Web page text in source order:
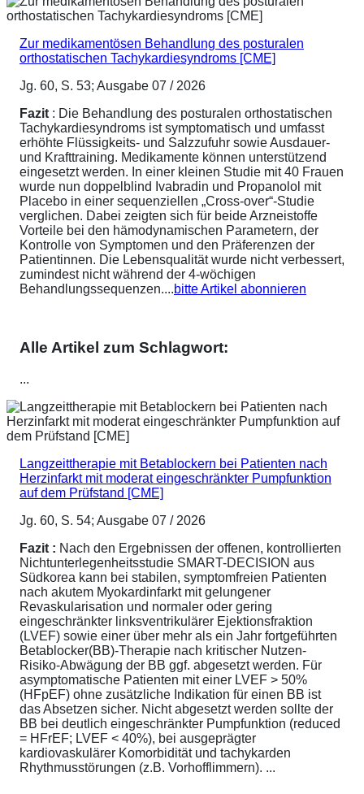
Zur medikamentösen Behandlung des posturalen
orthostatischen Tachykardiesyndroms [CME]
Jg. 60, S. 53; Ausgabe 07 / 2026
Fazit : Die Behandlung des posturalen orthostatischen
Tachykardiesyndroms ist symptomatisch und umfasst
erhöhte Flüssigkeits- und Salzzufuhr sowie Ausdauer-
und Krafttraining. Medikamente können unterstützend
eingesetzt werden. In einer kleinen Studie mit 40 Frauen
wurde nun doppelblind Ivabradin und Propanolol mit
Placebo in einer sequenziellen „Cross-over“-Studie
verglichen. Dabei zeigten sich für beide Arzneistoffe
Vorteile bei den hämodynamischen Parametern, der
Kontrolle von Symptomen und den Präferenzen der
Patientinnen. Die Lebensqualität wurde nicht verbessert,
zumindest nicht während der 4-wöchigen
Behandlungssequenzen....bitte Artikel abonnieren
Alle Artikel zum Schlagwort:
...
Langzeittherapie mit Betablockern bei Patienten nach
Herzinfarkt mit moderat eingeschränkter Pumpfunktion
auf dem Prüfstand [CME]
Jg. 60, S. 54; Ausgabe 07 / 2026
Fazit : Nach den Ergebnissen der offenen, kontrollierten
Nichtunterlegenheitsstudie SMART-DECISION aus
Südkorea kann bei stabilen, symptomfreien Patienten
nach akutem Myokardinfarkt mit gelungener
Revaskularisation und normaler oder gering
eingeschränkter linksventrikulärer Ejektionsfraktion
(LVEF) sowie einer über mehr als ein Jahr fortgeführten
Betablocker(BB)-Therapie nach kritischer Nutzen-
Risiko-Abwägung der BB ggf. abgesetzt werden. Für
asymptomatische Patienten mit einer LVEF > 50%
(HFpEF) ohne zusätzliche Indikation für einen BB ist
das Absetzen sicher. Nicht abgesetzt werden sollte der
BB bei deutlich eingeschränkter Pumpfunktion (reduced
= HFrEF; LVEF < 40%), bei ausgeprägter
kardiovaskulärer Komorbidität und tachykarden
Rhythmusstörungen (z.B. Vorhofflimmern). ...